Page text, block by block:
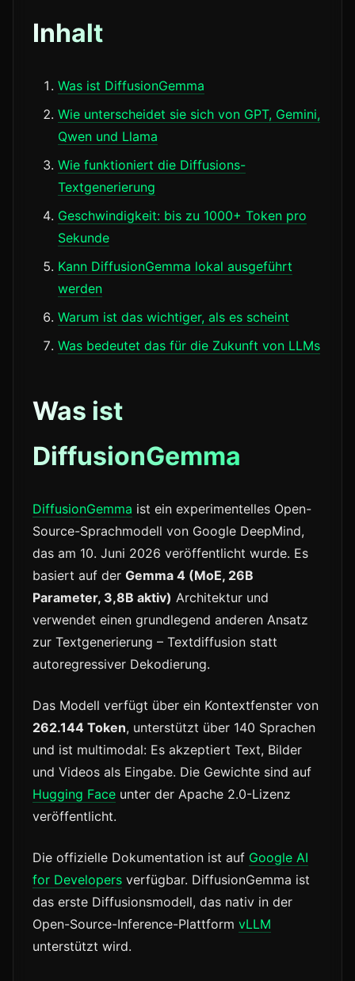
Inhalt
Was ist DiffusionGemma
Wie unterscheidet sie sich von GPT, Gemini,
Qwen und Llama
Wie funktioniert die Diffusions-
Textgenerierung
Geschwindigkeit: bis zu 1000+ Token pro
Sekunde
Kann DiffusionGemma lokal ausgeführt
werden
Warum ist das wichtiger, als es scheint
Was bedeutet das für die Zukunft von LLMs
Was ist
DiffusionGemma
DiffusionGemma ist ein experimentelles Open-
Source-Sprachmodell von Google DeepMind,
das am 10. Juni 2026 veröffentlicht wurde. Es
basiert auf der Gemma 4 (MoE, 26B
Parameter, 3,8B aktiv) Architektur und
verwendet einen grundlegend anderen Ansatz
zur Textgenerierung – Textdiffusion statt
autoregressiver Dekodierung.
Das Modell verfügt über ein Kontextfenster von
262.144 Token, unterstützt über 140 Sprachen
und ist multimodal: Es akzeptiert Text, Bilder
und Videos als Eingabe. Die Gewichte sind auf
Hugging Face unter der Apache 2.0-Lizenz
veröffentlicht.
Die offizielle Dokumentation ist auf Google AI
for Developers verfügbar. DiffusionGemma ist
das erste Diffusionsmodell, das nativ in der
Open-Source-Inference-Plattform vLLM
unterstützt wird.